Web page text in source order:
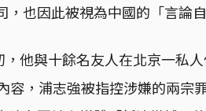
也因此被視為中國的「言論
他與十餘名友人在北京一私
，浦志強被指控涉嫌的兩宗